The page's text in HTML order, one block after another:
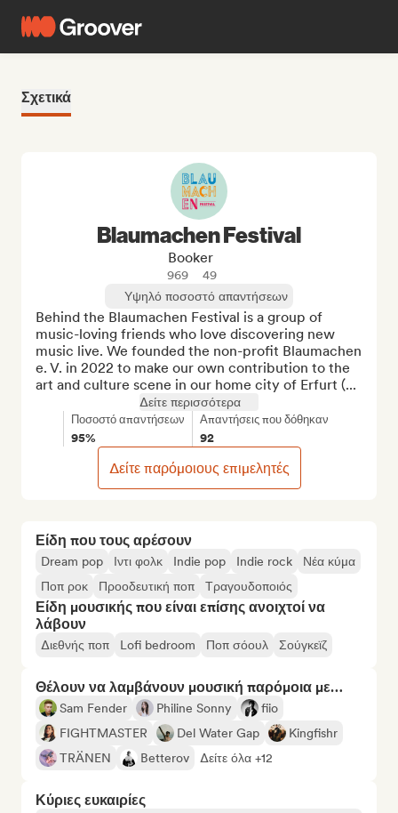
Σχετικά
Είδη που τους αρέσουν
Dream pop Ιντι φολκ Indie pop Indie rock
Νέα κύμα
Ποπ ροκ
Προοδευτική ποπ Τραγουδοποιός
Είδη μουσικής που είναι επίσης ανοιχτοί να
λάβουν
Διεθνής ποπ Lofi bedroom Ποπ σόουλ Σούγκεϊζ
Θέλουν να λαμβάνουν μουσική παρόμοια με…
Sam Fender Philine Sonny
fiio
FIGHTMASTER
Del Water Gap
Kingfishr
TRÄNEN
Betterov Δείτε όλα +12
Κύριες ευκαιρίες
Blaumachen Festival
Booker
969
49
Υψηλό ποσοστό απαντήσεων
Behind the Blaumachen Festival is a group of
music-loving friends who love discovering new
music live. We founded the non-profit Blaumachen
e. V. in 2022 to make our own contribution to the
art and culture scene in our home city of Erfurt (...
Δείτε περισσότερα
Ποσοστό απαντήσεων
95%
Απαντήσεις που δόθηκαν
92
Δείτε παρόμοιους επιμελητές